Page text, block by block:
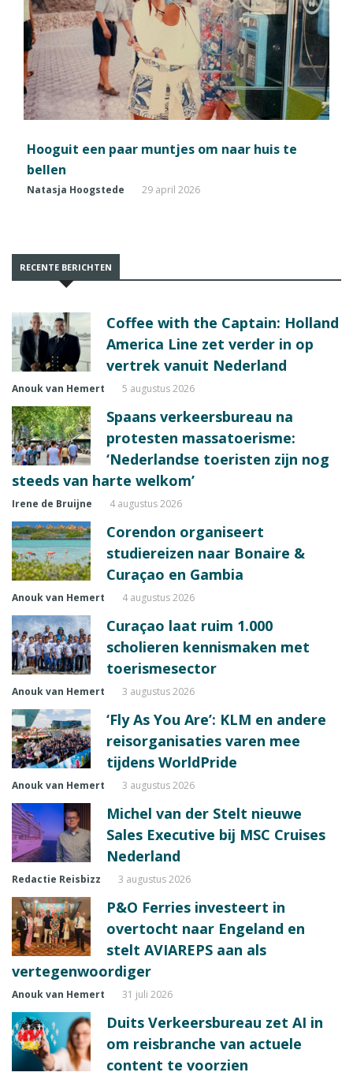
Hooguit een paar muntjes om naar huis te
bellen
Natasja Hoogstede 29 april 2026
RECENTE BERICHTEN
Coffee with the Captain: Holland
America Line zet verder in op
vertrek vanuit Nederland
Anouk van Hemert 5 augustus 2026
Spaans verkeersbureau na
protesten massatoerisme:
‘Nederlandse toeristen zijn nog
steeds van harte welkom’
Irene de Bruijne 4 augustus 2026
Corendon organiseert
studiereizen naar Bonaire &
Curaçao en Gambia
Anouk van Hemert 4 augustus 2026
Curaçao laat ruim 1.000
scholieren kennismaken met
toerismesector
Anouk van Hemert 3 augustus 2026
‘Fly As You Are’: KLM en andere
reisorganisaties varen mee
tijdens WorldPride
Anouk van Hemert 3 augustus 2026
Michel van der Stelt nieuwe
Sales Executive bij MSC Cruises
Nederland
Redactie Reisbizz 3 augustus 2026
P&O Ferries investeert in
overtocht naar Engeland en
stelt AVIAREPS aan als
vertegenwoordiger
Anouk van Hemert 31 juli 2026
Duits Verkeersbureau zet AI in
om reisbranche van actuele
content te voorzien